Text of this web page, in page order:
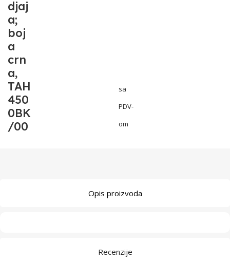
djaj
a;
boj
a
crn
a,
TAH
450
0BK
/00
sa
PDV-
om
Opis proizvoda
Recenzije